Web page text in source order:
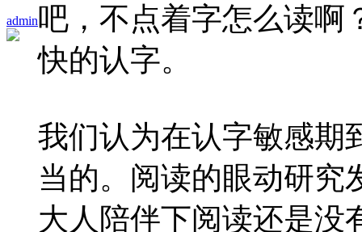
admin吧，不点着字怎么读啊
快的认字。
我们认为在认字敏感期
当的。阅读的眼动研究
大人陪伴下阅读还是没